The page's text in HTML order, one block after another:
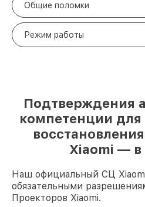
Общие поломки
Режим работы
Подтверждения
компетенции
Xiaomi — в
Наш официальный СЦ
обязательными
Проекторов Xiaomi.